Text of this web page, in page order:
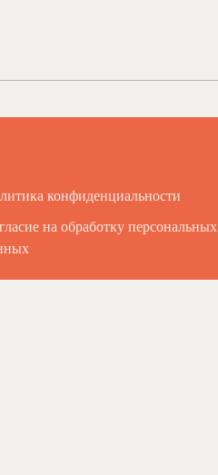
конфиденциальности
на обработку персональных